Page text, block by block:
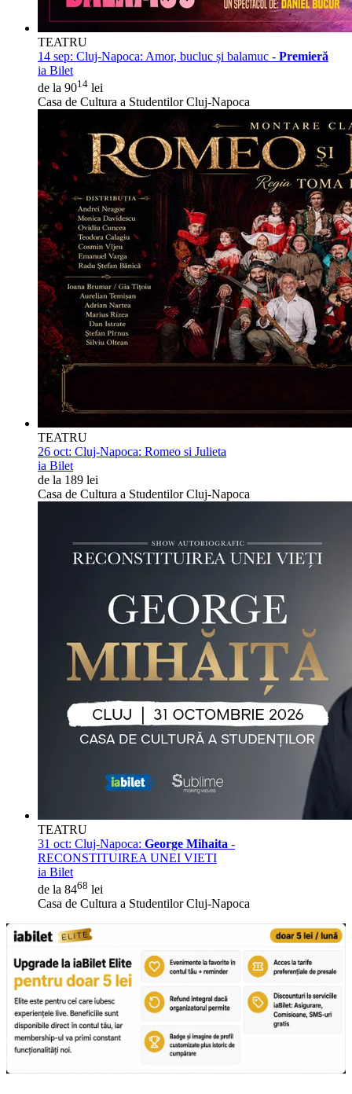
TEATRU
14 sep: Cluj-Napoca: Amor, bucluc și balamuc - Premieră
ia Bilet
de la 9014 lei
Casa de Cultura a Studentilor Cluj-Napoca
TEATRU
26 oct: Cluj-Napoca: Romeo si Julieta
ia Bilet
de la 189 lei
Casa de Cultura a Studentilor Cluj-Napoca
TEATRU
31 oct: Cluj-Napoca: George Mihaita -
RECONSTITUIREA UNEI VIETI
ia Bilet
de la 8468 lei
Casa de Cultura a Studentilor Cluj-Napoca